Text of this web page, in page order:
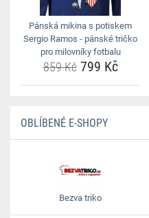
Pánská mikina s potiskem
Sergio Ramos - pánské tričko
pro milovníky fotbalu
859 Kč799 Kč
OBLÍBENÉ E-SHOPY
Bezva triko